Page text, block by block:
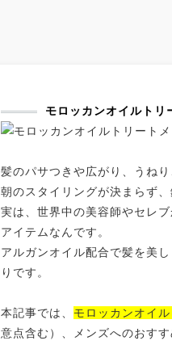
モロッカンオイルト
髪のパサつきや広がり、うね
朝のスタイリングが決まらず
実は、世界中の美容師やセレ
アイテムなんです。
アルガンオイル配合で髪を美
りです。
本記事では、 モロッカンオイ
意点含む）、メンズへのおす